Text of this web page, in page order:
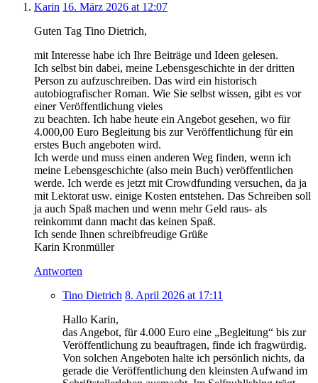
Karin 16. März 2026 at 12:07
Guten Tag Tino Dietrich,
mit Interesse habe ich Ihre Beiträge und Ideen gelesen.
Ich selbst bin dabei, meine Lebensgeschichte in der dritten
Person zu aufzuschreiben. Das wird ein historisch
autobiografischer Roman. Wie Sie selbst wissen, gibt es vor
einer Veröffentlichung vieles
zu beachten. Ich habe heute ein Angebot gesehen, wo für
4.000,00 Euro Begleitung bis zur Veröffentlichung für ein
erstes Buch angeboten wird.
Ich werde und muss einen anderen Weg finden, wenn ich
meine Lebensgeschichte (also mein Buch) veröffentlichen
werde. Ich werde es jetzt mit Crowdfunding versuchen, da ja
mit Lektorat usw. einige Kosten entstehen. Das Schreiben soll
ja auch Spaß machen und wenn mehr Geld raus- als
reinkommt dann macht das keinen Spaß.
Ich sende Ihnen schreibfreudige Grüße
Karin Kronmüller
Antworten
Tino Dietrich 8. April 2026 at 17:11
Hallo Karin,
das Angebot, für 4.000 Euro eine „Begleitung“ bis zur
Veröffentlichung zu beauftragen, finde ich fragwürdig.
Von solchen Angeboten halte ich persönlich nichts, da
gerade die Veröffentlichung den kleinsten Aufwand im